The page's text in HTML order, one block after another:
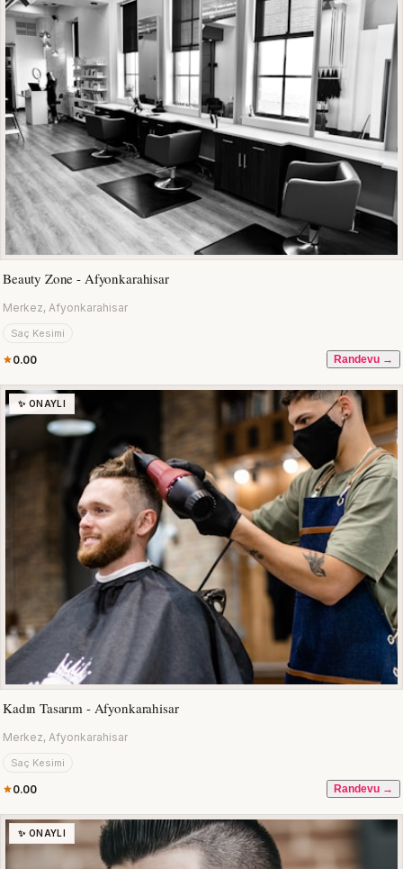
Beauty Zone - Afyonkarahisar
Merkez, Afyonkarahisar
Saç Kesimi
0.00 Randevu →
✨ ONAYLI
Kadın Tasarım - Afyonkarahisar
Merkez, Afyonkarahisar
Saç Kesimi
0.00 Randevu →
✨ ONAYLI